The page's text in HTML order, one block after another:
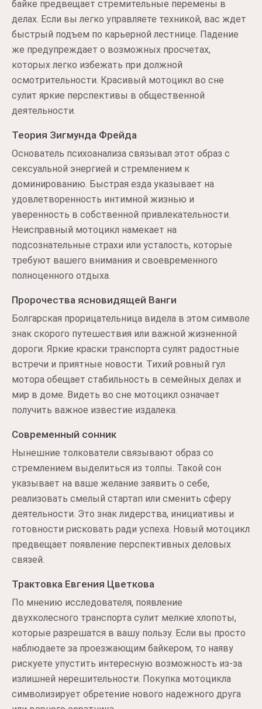
байке предвещает стремительные перемены в
делах. Если вы легко управляете техникой, вас ждет
быстрый подъем по карьерной лестнице. Падение
же предупреждает о возможных просчетах,
которых легко избежать при должной
осмотрительности. Красивый мотоцикл во сне
сулит яркие перспективы в общественной
деятельности.
Теория Зигмунда Фрейда
Основатель психоанализа связывал этот образ с
сексуальной энергией и стремлением к
доминированию. Быстрая езда указывает на
удовлетворенность интимной жизнью и
уверенность в собственной привлекательности.
Неисправный мотоцикл намекает на
подсознательные страхи или усталость, которые
требуют вашего внимания и своевременного
полноценного отдыха.
Пророчества ясновидящей Ванги
Болгарская прорицательница видела в этом символе
знак скорого путешествия или важной жизненной
дороги. Яркие краски транспорта сулят радостные
встречи и приятные новости. Тихий ровный гул
мотора обещает стабильность в семейных делах и
мир в доме. Видеть во сне мотоцикл означает
получить важное известие издалека.
Современный сонник
Нынешние толкователи связывают образ со
стремлением выделиться из толпы. Такой сон
указывает на ваше желание заявить о себе,
реализовать смелый стартап или сменить сферу
деятельности. Это знак лидерства, инициативы и
готовности рисковать ради успеха. Новый мотоцикл
предвещает появление перспективных деловых
связей.
Трактовка Евгения Цветкова
По мнению исследователя, появление
двухколесного транспорта сулит мелкие хлопоты,
которые разрешатся в вашу пользу. Если вы просто
наблюдаете за проезжающим байкером, то наяву
рискуете упустить интересную возможность из-за
излишней нерешительности. Покупка мотоцикла
символизирует обретение нового надежного друга